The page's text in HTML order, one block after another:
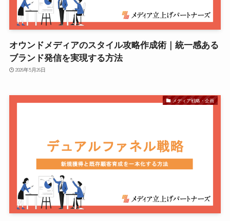
オウンドメディアのスタイル攻略作成術｜統一感ある
ブランド発信を実現する方法
2026年5月26日
メディア戦略・企画